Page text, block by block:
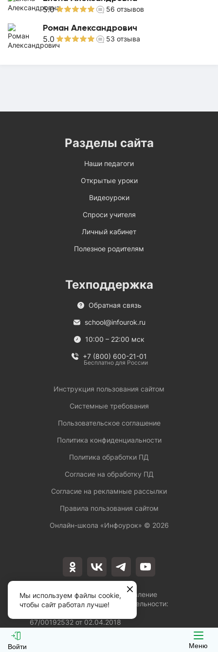
Войти Меню
5.0 56 отзывов
Роман Александрович
5.0 53 отзыва
Лицензия на осуществление
образовательной деятельности:
67/00192532 от 02.04.2018
Разделы сайта
Наши педагоги
Открытые уроки
Видеоуроки
Спроси учителя
Личный кабинет
Полезное родителям
Техподдержка
Обратная связь
school@infourok.ru
10:00 – 22:00 мск
+7 (800) 600-21-01
Бесплатно для России
Инструкция пользования сайтом
Системные требования
Пользовательское соглашение
Политика конфиденциальности
Политика обработки ПД
Согласие на обработку ПД
Согласие на рекламные рассылки
Правила пользования сайтом
Онлайн-школа «Инфоурок» © 2026
Мы используем файлы cookie,
чтобы сайт работал лучше!